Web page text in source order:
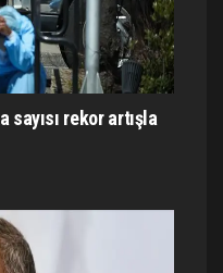
sayısı rekor artışla